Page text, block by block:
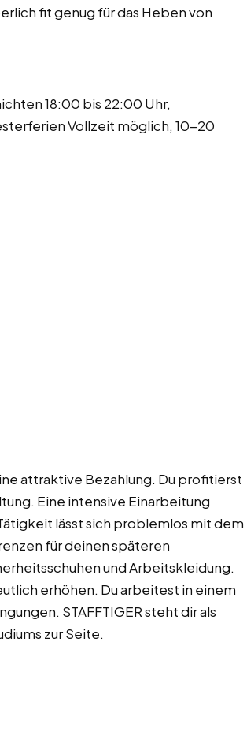
fit genug für das Heben von
18:00 bis 22:00 Uhr,
Vollzeit möglich, 10-20
attraktive Bezahlung. Du profitierst
Eine intensive Einarbeitung
lässt sich problemlos mit dem
für deinen späteren
und Arbeitskleidung.
erhöhen. Du arbeitest in einem
STAFFTIGER steht dir als
zur Seite.